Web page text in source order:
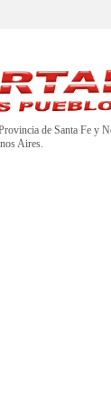
de Santa Fe y
Aires.